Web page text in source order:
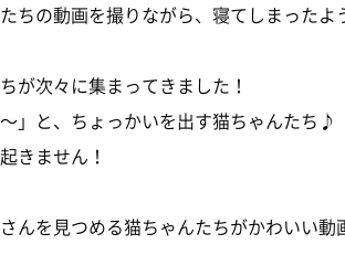
ちの動画を撮りながら、寝てしまったよ
が次々に集まってきました！
～」と、ちょっかいを出す猫ちゃんたち♪
きません！
んを見つめる猫ちゃんたちがかわいい